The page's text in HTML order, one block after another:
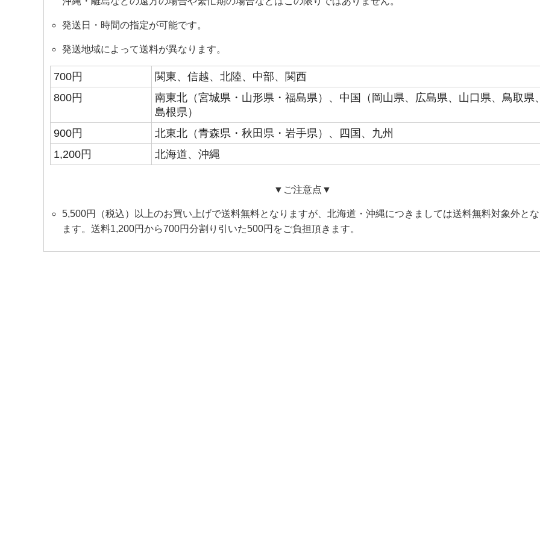
発送日・時間の指定が可能です。
発送地域によって送料が異なります。
700円
関東、信越、北陸、中部、関西
800円
南東北（宮城県・山形県・福島県）、中国（岡山県、広島県、山口県、鳥取県
島根県）
900円
北東北（青森県・秋田県・岩手県）、四国、九州
1,200円
北海道、沖縄
▼ご注意点▼
5,500円（税込）以上のお買い上げで送料無料となりますが、北海道・沖縄につきましては送料無料対象外と
ます。送料1,200円から700円分割り引いた500円をご負担頂きます。